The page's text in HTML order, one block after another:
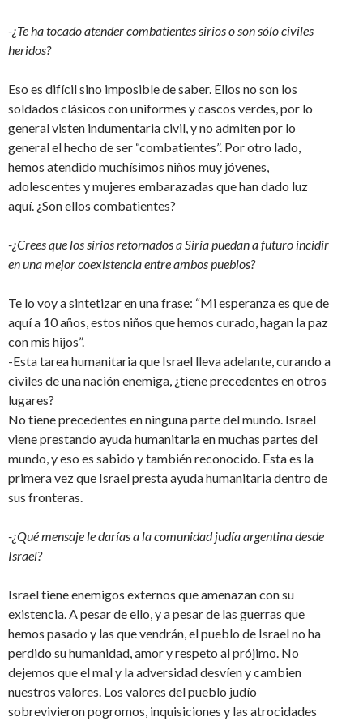
-¿Te ha tocado atender combatientes sirios o son sólo civiles
heridos?
Eso es difícil sino imposible de saber. Ellos no son los
soldados clásicos con uniformes y cascos verdes, por lo
general visten indumentaria civil, y no admiten por lo
general el hecho de ser “combatientes”. Por otro lado,
hemos atendido muchísimos niños muy jóvenes,
adolescentes y mujeres embarazadas que han dado luz
aquí. ¿Son ellos combatientes?
-¿Crees que los sirios retornados a Siria puedan a futuro incidir
en una mejor coexistencia entre ambos pueblos?
Te lo voy a sintetizar en una frase: “Mi esperanza es que de
aquí a 10 años, estos niños que hemos curado, hagan la paz
con mis hijos”.
-Esta tarea humanitaria que Israel lleva adelante, curando a
civiles de una nación enemiga, ¿tiene precedentes en otros
lugares?
No tiene precedentes en ninguna parte del mundo. Israel
viene prestando ayuda humanitaria en muchas partes del
mundo, y eso es sabido y también reconocido. Esta es la
primera vez que Israel presta ayuda humanitaria dentro de
sus fronteras.
-¿Qué mensaje le darías a la comunidad judía argentina desde
Israel?
Israel tiene enemigos externos que amenazan con su
existencia. A pesar de ello, y a pesar de las guerras que
hemos pasado y las que vendrán, el pueblo de Israel no ha
perdido su humanidad, amor y respeto al prójimo. No
dejemos que el mal y la adversidad desvíen y cambien
nuestros valores. Los valores del pueblo judío
sobrevivieron pogromos, inquisiciones y las atrocidades